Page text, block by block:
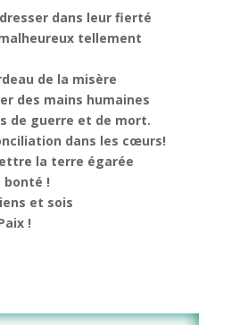
dans leur fierté
tellement
de la misère
des mains humaines
de guerre et de mort.
dans les cœurs!
la terre égarée
bonté !
et sois
!